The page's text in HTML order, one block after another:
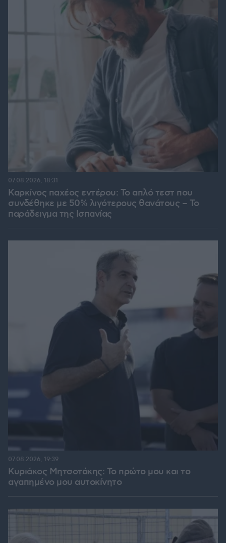
Καρκίνος παχέος εντέρου: Το απλό τεστ που
συνδέθηκε με 50% λιγότερους θανάτους – Το
παράδειγμα της Ισπανίας
07.08.2026, 18:31
Κυριάκος Μητσοτάκης: Το πρώτο μου και το
αγαπημένο μου αυτοκίνητο
07.08.2026, 19:39